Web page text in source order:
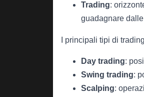
Trading:
guadagnare
I principali tipi di
Day trading:
Swing trading:
Scalping: